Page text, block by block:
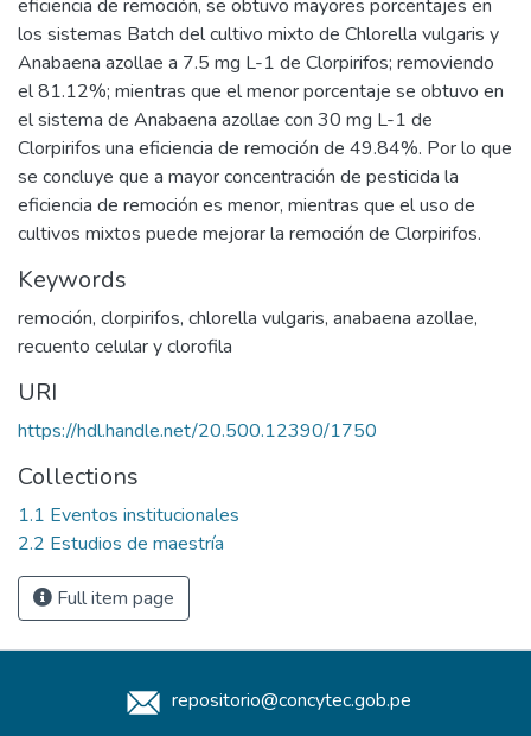
eficiencia de remoción, se obtuvo mayores porcentajes en
los sistemas Batch del cultivo mixto de Chlorella vulgaris y
Anabaena azollae a 7.5 mg L-1 de Clorpirifos; removiendo
el 81.12%; mientras que el menor porcentaje se obtuvo en
el sistema de Anabaena azollae con 30 mg L-1 de
Clorpirifos una eficiencia de remoción de 49.84%. Por lo que
se concluye que a mayor concentración de pesticida la
eficiencia de remoción es menor, mientras que el uso de
cultivos mixtos puede mejorar la remoción de Clorpirifos.
Keywords
remoción, clorpirifos, chlorella vulgaris, anabaena azollae,
recuento celular y clorofila
URI
https://hdl.handle.net/20.500.12390/1750
Collections
1.1 Eventos institucionales
2.2 Estudios de maestría
Full item page
repositorio@concytec.gob.pe